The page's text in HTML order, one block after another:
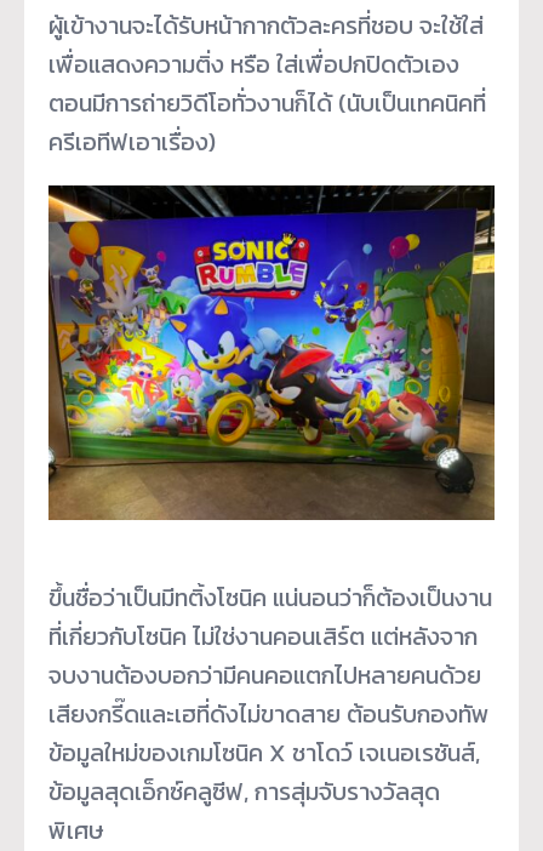
ผู้เข้างานจะได้รับหน้ากากตัวละครที่ชอบ จะใช้ใส่
เพื่อแสดงความติ่ง หรือ ใส่เพื่อปกปิดตัวเอง
ตอนมีการถ่ายวิดีโอทั่วงานก็ได้ (นับเป็นเทคนิคที่
ครีเอทีฟเอาเรื่อง)
ขึ้นชื่อว่าเป็นมีทติ้งโซนิค แน่นอนว่าก็ต้องเป็นงาน
ที่เกี่ยวกับโซนิค ไม่ใช่งานคอนเสิร์ต แต่หลังจาก
จบงานต้องบอกว่ามีคนคอแตกไปหลายคนด้วย
เสียงกรี๊ดและเฮที่ดังไม่ขาดสาย ต้อนรับกองทัพ
ข้อมูลใหม่ของเกมโซนิค X ชาโดว์ เจเนอเรชันส์,
ข้อมูลสุดเอ็กซ์คลูซีฟ, การสุ่มจับรางวัลสุด
พิเศษ